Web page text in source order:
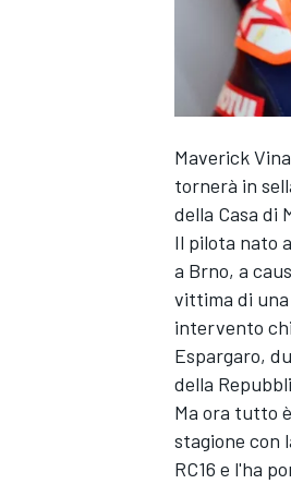
MONOPOSTO
Maverick
tornerà in
della Casa di
Il pilota nato
a Brno, a
vittima di una
intervento
Espargaro,
della
Ma ora tutto
stagione con
RC16 e l'ha